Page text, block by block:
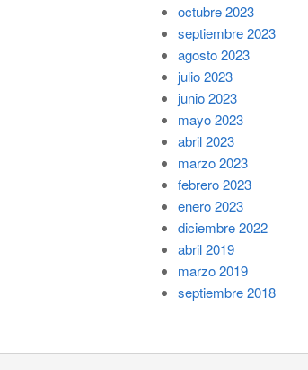
octubre 2023
septiembre 2023
agosto 2023
julio 2023
junio 2023
mayo 2023
abril 2023
marzo 2023
febrero 2023
enero 2023
diciembre 2022
abril 2019
marzo 2019
septiembre 2018